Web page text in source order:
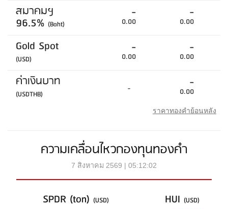
สมาคมฯ
96.5% (Baht)
-
0.00
-
0.00
Gold Spot
(USD)
-
0.00
-
0.00
ค่าเงินบาท
(USDTHB) - -
0.00
ราคาทองคำย้อนหลัง
ความเคลื่อนไหวกองทุนทองคำ
7 สิงหาคม 2569 | 05:12:02
SPDR (ton) (USD) HUI (USD)